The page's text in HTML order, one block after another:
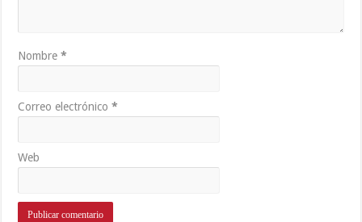
Nombre*
Correo electrónico*
Web